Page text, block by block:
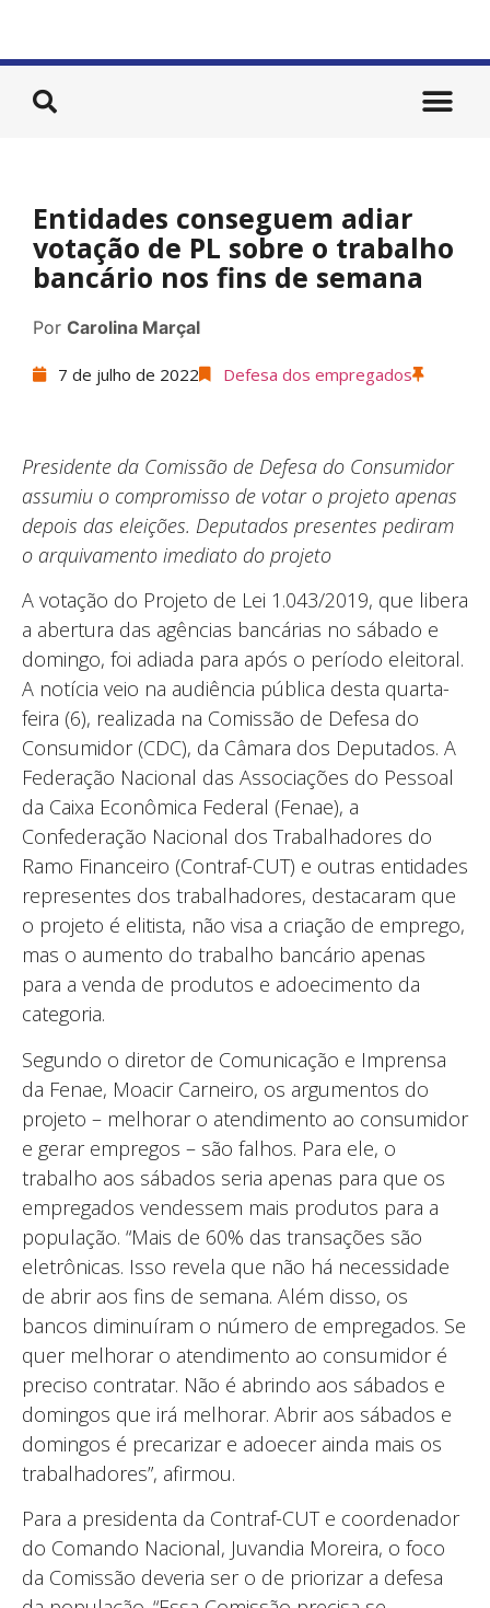
Entidades conseguem adiar
votação de PL sobre o trabalho
bancário nos fins de semana
Por Carolina Marçal
7 de julho de 2022 Defesa dos empregados
Presidente da Comissão de Defesa do Consumidor
assumiu o compromisso de votar o projeto apenas
depois das eleições. Deputados presentes pediram
o arquivamento imediato do projeto
A votação do Projeto de Lei 1.043/2019, que libera
a abertura das agências bancárias no sábado e
domingo, foi adiada para após o período eleitoral.
A notícia veio na audiência pública desta quarta-
feira (6), realizada na Comissão de Defesa do
Consumidor (CDC), da Câmara dos Deputados. A
Federação Nacional das Associações do Pessoal
da Caixa Econômica Federal (Fenae), a
Confederação Nacional dos Trabalhadores do
Ramo Financeiro (Contraf-CUT) e outras entidades
representes dos trabalhadores, destacaram que
o projeto é elitista, não visa a criação de emprego,
mas o aumento do trabalho bancário apenas
para a venda de produtos e adoecimento da
categoria.
Segundo o diretor de Comunicação e Imprensa
da Fenae, Moacir Carneiro, os argumentos do
projeto – melhorar o atendimento ao consumidor
e gerar empregos – são falhos. Para ele, o
trabalho aos sábados seria apenas para que os
empregados vendessem mais produtos para a
população. “Mais de 60% das transações são
eletrônicas. Isso revela que não há necessidade
de abrir aos fins de semana. Além disso, os
bancos diminuíram o número de empregados. Se
quer melhorar o atendimento ao consumidor é
preciso contratar. Não é abrindo aos sábados e
domingos que irá melhorar. Abrir aos sábados e
domingos é precarizar e adoecer ainda mais os
trabalhadores”, afirmou.
Para a presidenta da Contraf-CUT e coordenador
do Comando Nacional, Juvandia Moreira, o foco
da Comissão deveria ser o de priorizar a defesa